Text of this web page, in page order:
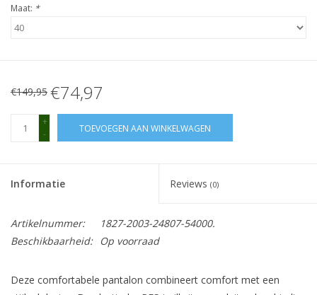
Maat: *
€149,95 €74,97
+
-
TOEVOEGEN AAN WINKELWAGEN
Informatie Reviews (0)
Artikelnummer:
1827-2003-24807-54000.
Beschikbaarheid:
Op voorraad
Deze comfortabele pantalon combineert comfort met een